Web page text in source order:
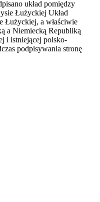
układ pomiędzy
Łużyckiej Układ
Łużyckiej, a właściwie
a Niemiecką Republiką
i istniejącej polsko-
podpisywania stronę